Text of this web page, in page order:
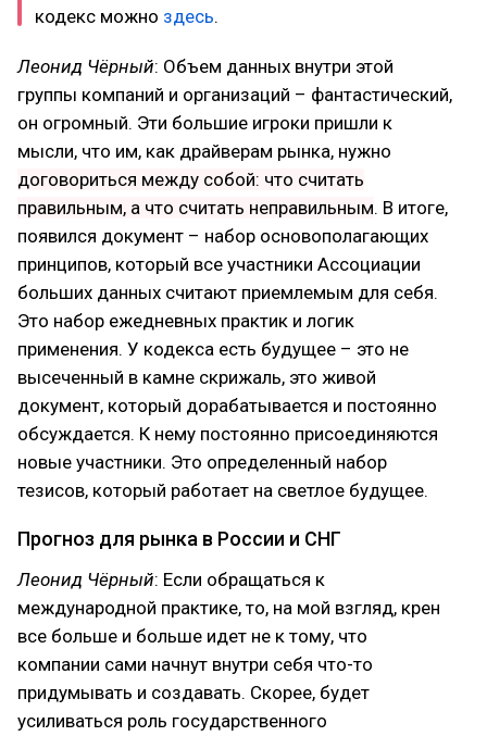
кодекс можно здесь.
Леонид Чёрный: Объем данных внутри этой
группы компаний и организаций – фантастический,
он огромный. Эти большие игроки пришли к
мысли, что им, как драйверам рынка, нужно
договориться между собой: что считать
правильным, а что считать неправильным. В итоге,
появился документ – набор основополагающих
принципов, который все участники Ассоциации
больших данных считают приемлемым для себя.
Это набор ежедневных практик и логик
применения. У кодекса есть будущее – это не
высеченный в камне скрижаль, это живой
документ, который дорабатывается и постоянно
обсуждается. К нему постоянно присоединяются
новые участники. Это определенный набор
тезисов, который работает на светлое будущее.
Прогноз для рынка в России и СНГ
Леонид Чёрный: Если обращаться к
международной практике, то, на мой взгляд, крен
все больше и больше идет не к тому, что
компании сами начнут внутри себя что-то
придумывать и создавать. Скорее, будет
усиливаться роль государственного